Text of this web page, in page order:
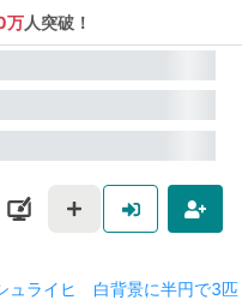
人突破！
ュライヒ 白背景に半円で3匹